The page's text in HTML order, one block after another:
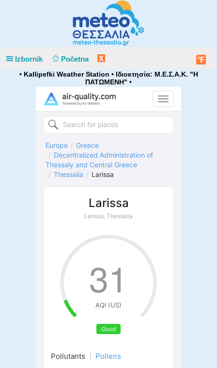
Izbornik Početna X °F
• Kallipefki Weather Station • Ιδιοκτησία: Μ.Ε.Σ.Α.Κ. "Η
ΠΑΤΩΜΕΝΗ" •